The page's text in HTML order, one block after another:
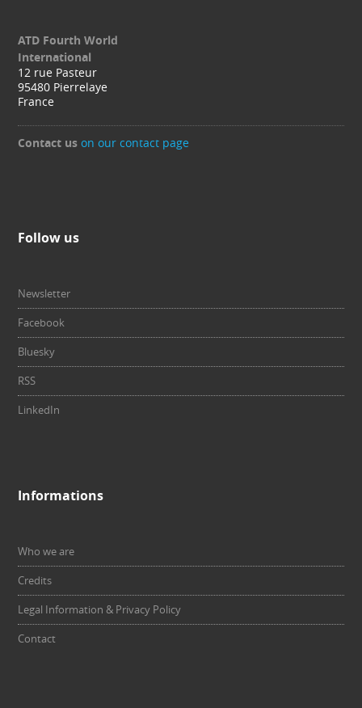
ATD Fourth World
International
12 rue Pasteur
95480 Pierrelaye
France
Contact us on our contact page
Follow us
Newsletter
Facebook
Bluesky
RSS
LinkedIn
Informations
Who we are
Credits
Legal Information & Privacy Policy
Contact